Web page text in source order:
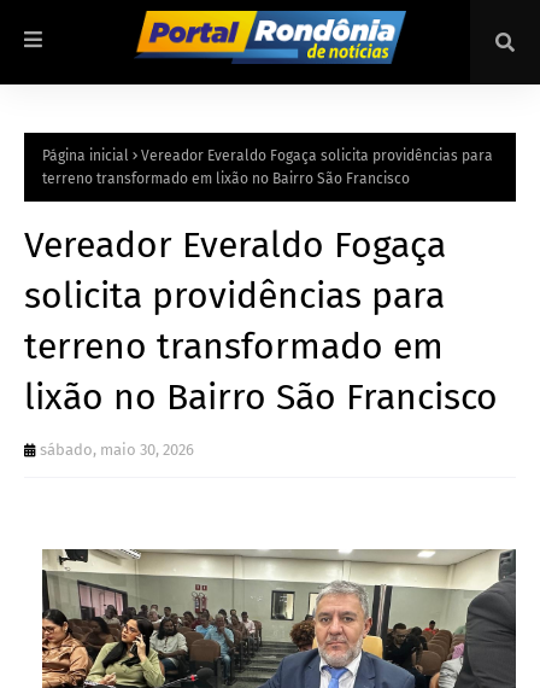
Página inicial
Vereador Everaldo Fogaça solicita providências para
terreno transformado em lixão no Bairro São Francisco
Vereador Everaldo Fogaça
solicita providências para
terreno transformado em
lixão no Bairro São Francisco
sábado, maio 30, 2026